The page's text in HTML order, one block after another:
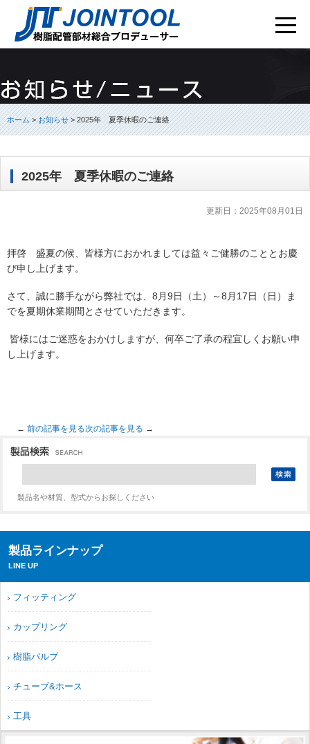
ホーム>お知らせ> 2025年 夏季休暇のご連絡
2025年 夏季休暇のご連絡
更新日：2025年08月01日
拝啓 盛夏の候、皆様方におかれましては益々ご健勝のこととお慶
び申し上げます。
さて、誠に勝手ながら弊社では、8月9日（土）～8月17日（日）ま
でを夏期休業期間とさせていただきます。
皆様にはご迷惑をおかけしますが、何卒ご了承の程宜しくお願い申
し上げます。
← 前の記事を見る次の記事を見る →
製品名や材質、型式からお探しください
製品ラインナップ
LINE UP
フィッティング
カップリング
樹脂バルブ
チューブ&ホース
工具